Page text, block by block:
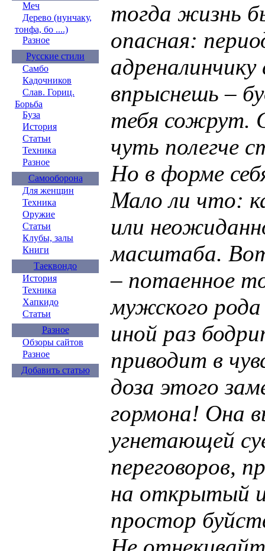
Меч
Дерево (нунчаку,
тонфа, бо ....)
Разное
Русские стили
Самбо
Кадочников
Слав. Гориц.
Борьба
Буза
История
Статьи
Техника
Разное
Самооборона
Для женщин
Техника
Оружие
Статьи
Клубы, залы
Книги
Таеквондо
История
Техника
Хапкидо
Статьи
Разное
Обзоры сайтов
Разное
Добавить статью
тогда жизнь
опасная:
адреналинчику
впрыснешь –
тебя сожрут.
чуть полегче
Но в форме
Мало ли что:
или
масштаба.
– потаенное
мужского
иной раз
приводит в
доза этого
гормона! Она
угнетающей
переговоров,
на открытый
простор